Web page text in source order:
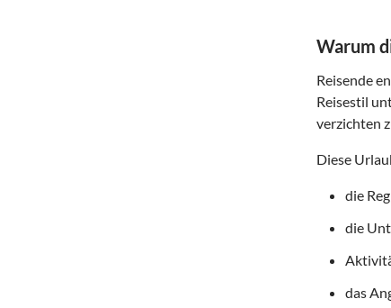
Warum
Reisende
Reisestil
verzichten
Diese
die
die
das